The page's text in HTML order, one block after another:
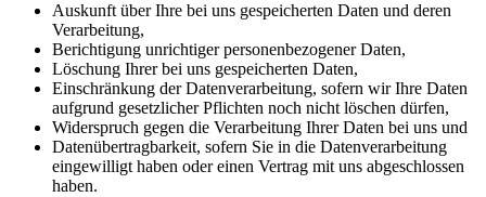
Auskunft über Ihre bei uns gespeicherten Daten und deren
Verarbeitung,
Berichtigung unrichtiger personenbezogener Daten,
Löschung Ihrer bei uns gespeicherten Daten,
Einschränkung der Datenverarbeitung, sofern wir Ihre Daten
aufgrund gesetzlicher Pflichten noch nicht löschen dürfen,
Widerspruch gegen die Verarbeitung Ihrer Daten bei uns und
Datenübertragbarkeit, sofern Sie in die Datenverarbeitung
eingewilligt haben oder einen Vertrag mit uns abgeschlossen
haben.